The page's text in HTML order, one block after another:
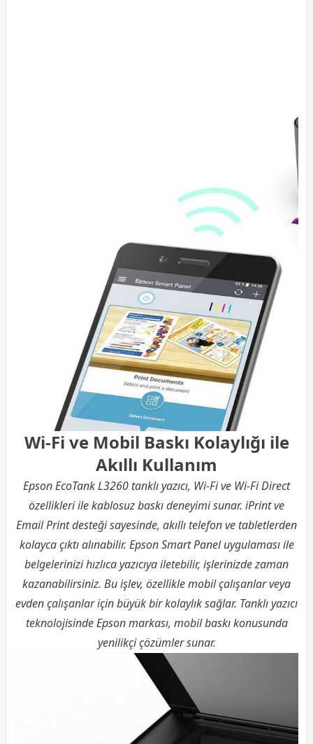
Wi-Fi ve Mobil Baskı Kolaylığı ile
Akıllı Kullanım
Epson EcoTank L3260 tanklı yazıcı, Wi-Fi ve Wi-Fi Direct
özellikleri ile kablosuz baskı deneyimi sunar. iPrint ve
Email Print desteği sayesinde, akıllı telefon ve tabletlerden
kolayca çıktı alınabilir. Epson Smart Panel uygulaması ile
belgelerinizi hızlıca yazıcıya iletebilir, işlerinizde zaman
kazanabilirsiniz. Bu işlev, özellikle mobil çalışanlar veya
evden çalışanlar için büyük bir kolaylık sağlar. Tanklı yazıcı
teknolojisinde Epson markası, mobil baskı konusunda
yenilikçi çözümler sunar.